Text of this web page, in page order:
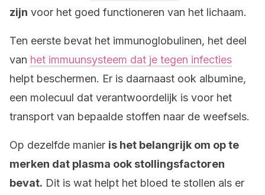
zijn voor het goed functioneren van het lichaam.
Ten eerste bevat het immunoglobulinen, het deel
van het immuunsysteem dat je tegen infecties
helpt beschermen. Er is daarnaast ook albumine,
een molecuul dat verantwoordelijk is voor het
transport van bepaalde stoffen naar de weefsels.
Op dezelfde manier is het belangrijk om op te
merken dat plasma ook stollingsfactoren
bevat. Dit is wat helpt het bloed te stollen als er